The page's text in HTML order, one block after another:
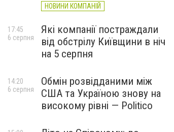
НОВИНИ КОМПАНІЙ
Які компанії постраждали
від обстрілу Київщини в ніч
на 5 серпня
17:45
6 серпня
Обмін розвідданими між
США та Україною знову на
високому рівні — Politico
14:20
6 серпня